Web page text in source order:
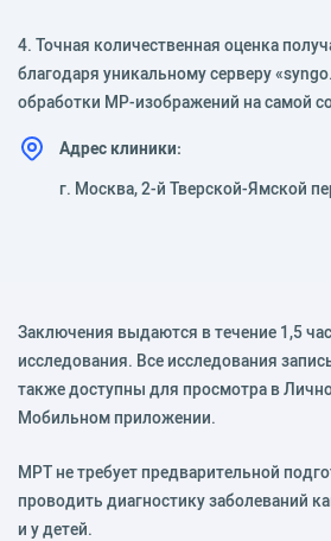
4. Точная количественная оценка
благодаря уникальному серверу
обработки МР-изображений на самой
Адрес клиники:
г. Москва, 2-й Тверской-Ямской
Заключения выдаются в течение 1,5
исследования. Все исследования
также доступны для просмотра в
Мобильном приложении.
МРТ не требует предварительной
проводить диагностику заболеваний
и у детей.